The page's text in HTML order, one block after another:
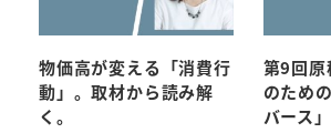
物価高が変える「消費行
動」。取材から読み解
く。
第9回
のため
バース」